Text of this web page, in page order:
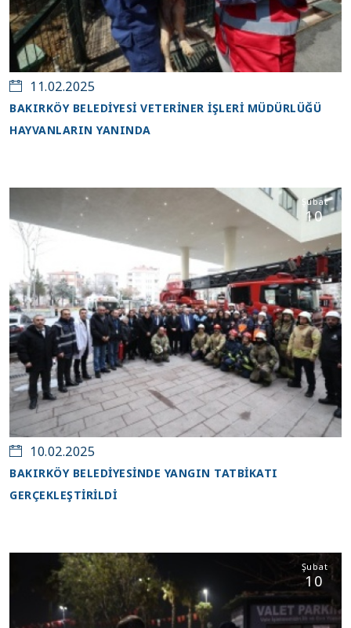
11.02.2025
BAKIRKÖY BELEDİYESİ VETERİNER İŞLERİ MÜDÜRLÜĞÜ
HAYVANLARIN YANINDA
Şubat
10
10.02.2025
BAKIRKÖY BELEDİYESİNDE YANGIN TATBİKATI
GERÇEKLEŞTİRİLDİ
Şubat
10